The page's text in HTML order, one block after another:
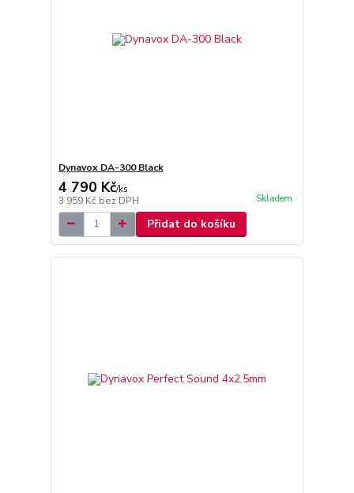
Dynavox DA-300 Black
4 790 Kč/ks
3 959 Kč bez DPH Skladem
Přidat do košíku